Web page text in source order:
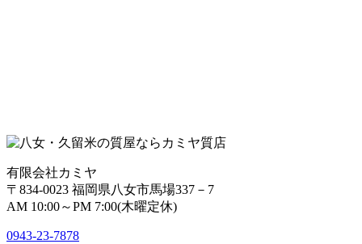
有限会社カミヤ
〒834-0023 福岡県八女市馬場337－7
AM 10:00～PM 7:00(木曜定休)
0943-23-7878